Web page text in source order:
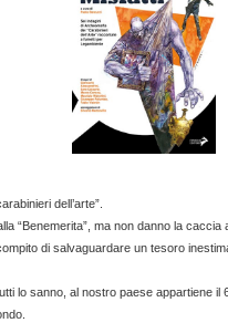
dell’arte”.
“Benemerita”, ma non danno la caccia
di salvaguardare un tesoro
lo sanno, al nostro paese appartiene il